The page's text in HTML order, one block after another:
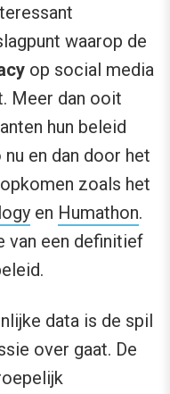
waarop de
op social media
Meer dan ooit
hun beleid
en dan door het
zoals het
en Humathon.
van een definitief
data is de spil
over gaat. De